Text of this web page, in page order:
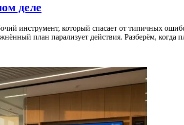
деле
инструмент, который спасает от типичных
план парализует действия. Разберём, когда